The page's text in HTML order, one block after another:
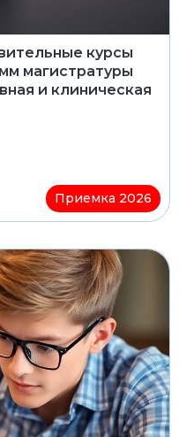
курсы
магистратуры
и клиническая
Приемка 2026